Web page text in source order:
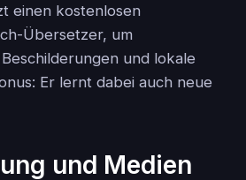
einen kostenlosen
Übersetzer, um
und lokale
Er lernt dabei auch neue
und Medien